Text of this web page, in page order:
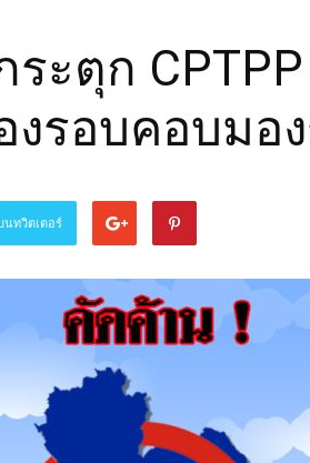
ระตุก
งรอบคอบมอ
นทวิตเตอร์